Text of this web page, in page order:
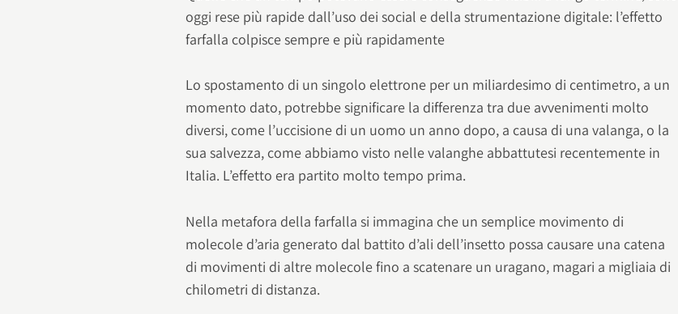
oggi rese più rapide dall’uso dei social e della strumentazione digitale: l’effetto
farfalla colpisce sempre e più rapidamente
Lo spostamento di un singolo elettrone per un miliardesimo di centimetro, a un
momento dato, potrebbe significare la differenza tra due avvenimenti molto
diversi, come l’uccisione di un uomo un anno dopo, a causa di una valanga, o la
sua salvezza, come abbiamo visto nelle valanghe abbattutesi recentemente in
Italia. L’effetto era partito molto tempo prima.
Nella metafora della farfalla si immagina che un semplice movimento di
molecole d’aria generato dal battito d’ali dell’insetto possa causare una catena
di movimenti di altre molecole fino a scatenare un uragano, magari a migliaia di
chilometri di distanza.